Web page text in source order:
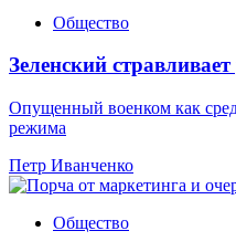
Общество
Зеленский
Опущенный военком как
режима
Петр Иванченко
Общество